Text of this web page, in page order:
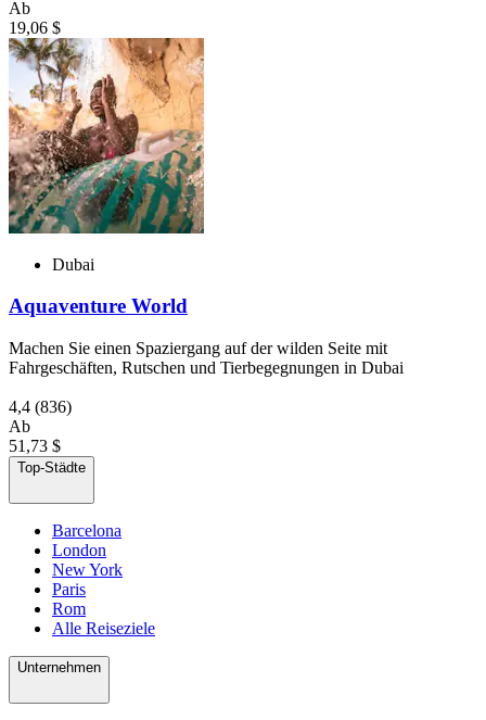
Ab
19,06 $
Dubai
Aquaventure World
Machen Sie einen Spaziergang auf der wilden Seite mit
Fahrgeschäften, Rutschen und Tierbegegnungen in Dubai
4,4 (836)
Ab
51,73 $
Top-Städte
Barcelona
London
New York
Paris
Rom
Alle Reiseziele
Unternehmen